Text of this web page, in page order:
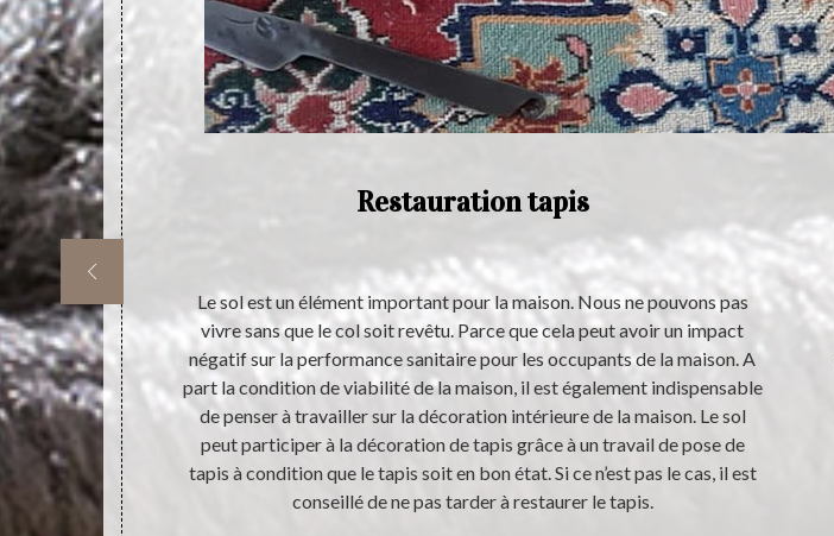
faire
une
des
pouvez
de
de
nous
siégés à
Restauration tapis
Le sol est un élément important pour la maison. Nous ne pouvons pas
vivre sans que le col soit revêtu. Parce que cela peut avoir un impact
négatif sur la performance sanitaire pour les occupants de la maison. A
part la condition de viabilité de la maison, il est également indispensable
de penser à travailler sur la décoration intérieure de la maison. Le sol
peut participer à la décoration de tapis grâce à un travail de pose de
tapis à condition que le tapis soit en bon état. Si ce n’est pas le cas, il est
conseillé de ne pas tarder à restaurer le tapis.